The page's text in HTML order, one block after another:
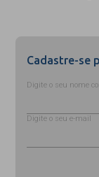
Cadastre-se
Digite o seu nome
Digite o seu e-mail